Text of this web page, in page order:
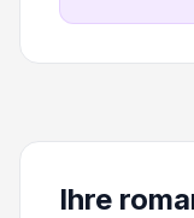
Ihre